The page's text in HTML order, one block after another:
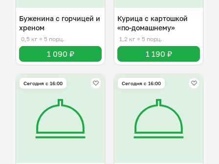
Буженина с горчицей и
хреном
0,5 кг ≈ 5 порц.
1 090 ₽
Курица с картошкой
«по-домашнему»
1,2 кг ≈ 5 порц.
1 190 ₽
Сегодня с 16:00 Сегодня с 16:00